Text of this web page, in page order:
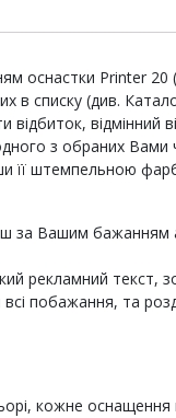
з
quantity
оснастки Printer 20
в списку (див.
відмінний
з обраних Вами
її штемпельною
за Вашим бажанням
рекламний текст,
побажання, та
кожне оснащення